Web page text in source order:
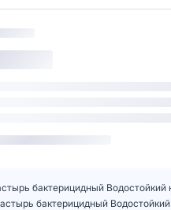
бактерицидный
бактерицидный